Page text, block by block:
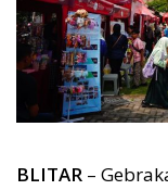
BLITAR –